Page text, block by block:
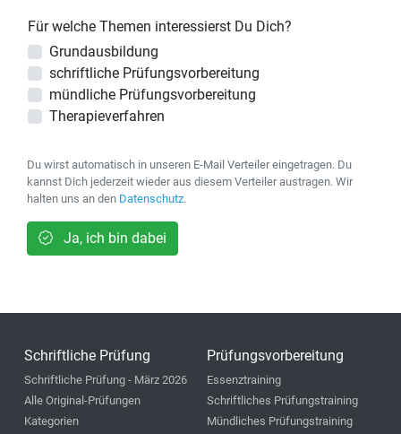
Für welche Themen interessierst Du Dich?
Grundausbildung
schriftliche Prüfungsvorbereitung
mündliche Prüfungsvorbereitung
Therapieverfahren
Du wirst automatisch in unseren E-Mail Verteiler eingetragen. Du
kannst Dich jederzeit wieder aus diesem Verteiler austragen. Wir
halten uns an den Datenschutz.
Ja, ich bin dabei
Schriftliche Prüfung
Schriftliche Prüfung - März 2026
Alle Original-Prüfungen
Kategorien
Prüfungsvorbereitung
Essenztraining
Schriftliches Prüfungstraining
Mündliches Prüfungstraining